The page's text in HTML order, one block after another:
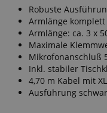
Robuste
Armlänge komplett
Armlänge: ca. 3 x
Maximale
Mikrofonanschluß
Inkl. stabiler
4,70 m Kabel mit
Ausführung